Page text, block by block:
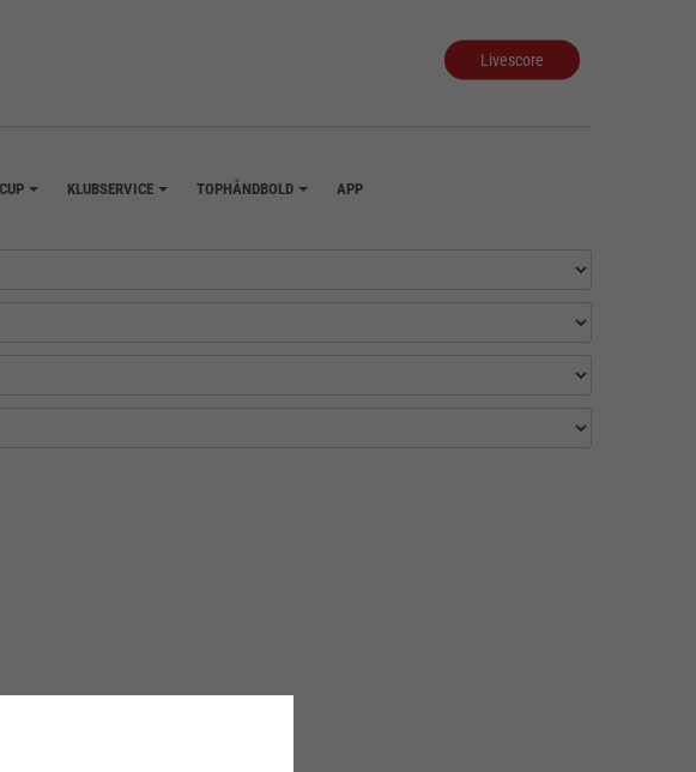
Livescore
KLUBSERVICE TOPHÅNDBOLD APP